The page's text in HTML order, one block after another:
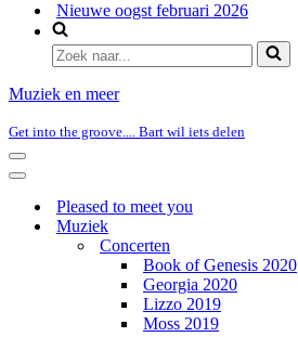
Nieuwe oogst februari 2026
Zoek
naar...
Muziek en meer
Get into the groove.... Bart wil iets delen
Navigatie
Menu
Navigatie
Pleased to meet you
Muziek
Concerten
Book of Genesis 2020
Georgia 2020
Lizzo 2019
Moss 2019